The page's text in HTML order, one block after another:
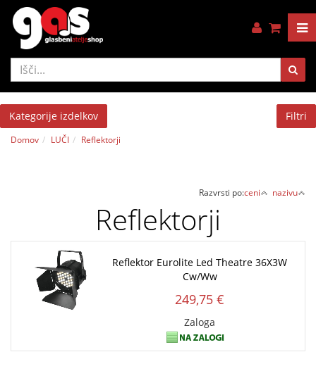
Kategorije izdelkov Filtri
Domov LUČI Reflektorji
Razvrsti po:ceni nazivu
Reflektorji
Reflektor Eurolite Led Theatre 36X3W
Cw/Ww
249,75 €
Zaloga